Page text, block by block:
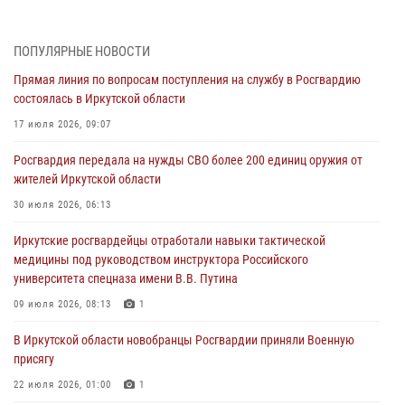
04 августа 2026, 07:14 3
Росгвардейцы потушили загоревшийся автомобиль в Иркутске
03 августа 2026, 04:55
Дню Воздушно-десантных войск в Иркутской области
03 августа 2026, 03:32
сердца к сердцу» (видео)
31 июля 2026, 04:37 1
Сотрудники Росгвардии нашли и вернули родственникам
30 июля 2026, 07:37
ПОПУЛЯРНЫЕ НОВОСТИ
Прямая линия по вопросам поступления на службу в Росгвардию
состоялась в Иркутской области
17 июля 2026, 09:07
Росгвардия передала на нужды СВО более 200 единиц оружия от
жителей Иркутской области
30 июля 2026, 06:13
Иркутские росгвардейцы отработали навыки тактической
медицины под руководством инструктора Российского
университета спецназа имени В.В. Путина
09 июля 2026, 08:13 1
В Иркутской области новобранцы Росгвардии приняли Военную
присягу
22 июля 2026, 01:00 1